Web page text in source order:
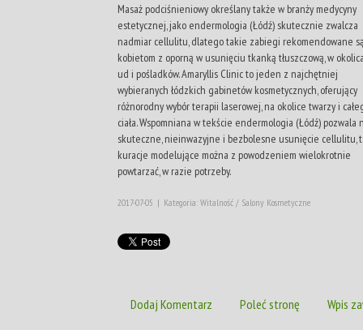
Masaż podciśnieniowy określany także w branży medycyny
estetycznej, jako endermologia (Łódź) skutecznie zwalcza
nadmiar cellulitu, dlatego takie zabiegi rekomendowane
kobietom z oporną w usunięciu tkanką tłuszczową, w
ud i pośladków. Amaryllis Clinic to jeden z najchętniej
wybieranych łódzkich gabinetów kosmetycznych, oferujący
różnorodny wybór terapii laserowej, na okolice twarzy i
ciała. Wspomniana w tekście endermologia (Łódź) pozwala
skuteczne, nieinwazyjne i bezbolesne usunięcie cellulitu,
kuracje modelujące można z powodzeniem wielokrotnie
powtarzać, w razie potrzeby.
2017-07-05 | Kategoria: Witalność / Salony Kosmetyczne
Dodaj Komentarz Poleć stronę Wpis